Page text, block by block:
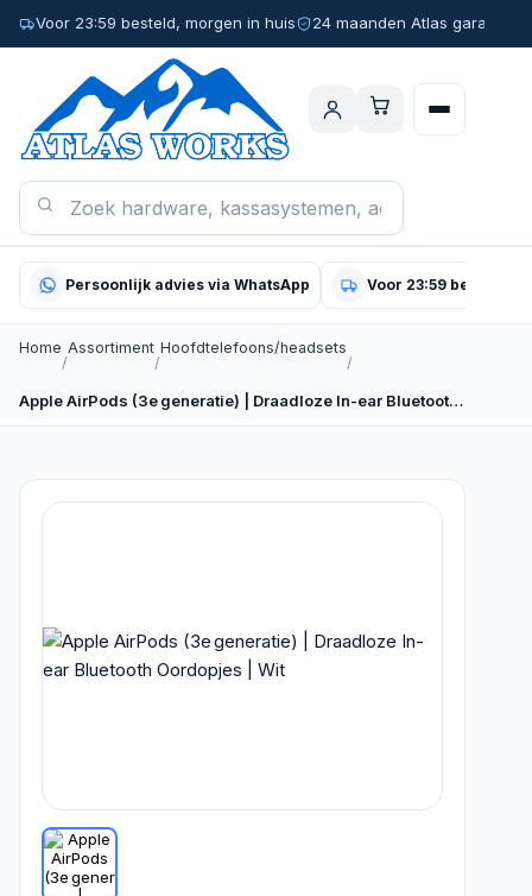
Voor 23:59 besteld, morgen in huis 24 maanden Atlas garantie
Persoonlijk advies via WhatsApp Voor 23:59 besteld,
Home
/
Assortiment
/
Hoofdtelefoons/headsets
/
Apple AirPods (3e generatie) | Draadloze In-ear Bluetooth Oordopjes…